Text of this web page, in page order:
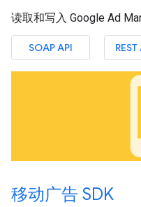
读取和写入 Google Ad
SOAP API REST
移动广告 SDK